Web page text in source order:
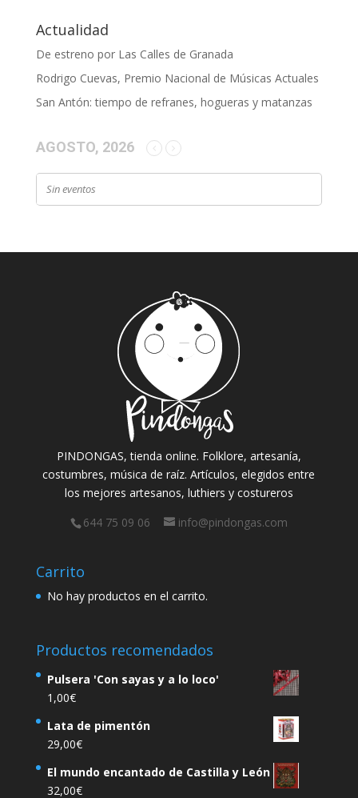
Actualidad
De estreno por Las Calles de Granada
Rodrigo Cuevas, Premio Nacional de Músicas Actuales
San Antón: tiempo de refranes, hogueras y matanzas
AGOSTO, 2026
Sin eventos
PINDONGAS, tienda online. Folklore, artesanía,
costumbres, música de raíz. Artículos, elegidos entre
los mejores artesanos, luthiers y costureros
644 75 09 06
info@pindongas.com
Carrito
No hay productos en el carrito.
Productos recomendados
Pulsera 'Con sayas y a lo loco'
1,00€
Lata de pimentón
29,00€
El mundo encantado de Castilla y León
32,00€